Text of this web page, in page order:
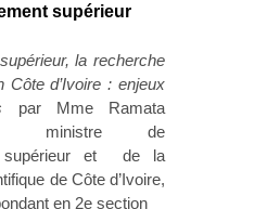
supérieur
la recherche
Côte d’Ivoire : enjeux
par Mme Ramata
LY, ministre de
supérieur et de la
de Côte d’Ivoire,
en 2e section